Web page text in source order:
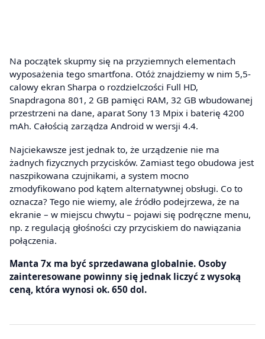
Na początek skupmy się na przyziemnych elementach
wyposażenia tego smartfona. Otóż znajdziemy w nim 5,5-
calowy ekran Sharpa o rozdzielczości Full HD,
Snapdragona 801, 2 GB pamięci RAM, 32 GB wbudowanej
przestrzeni na dane, aparat Sony 13 Mpix i baterię 4200
mAh. Całością zarządza Android w wersji 4.4.
Najciekawsze jest jednak to, że urządzenie nie ma
żadnych fizycznych przycisków. Zamiast tego obudowa jest
naszpikowana czujnikami, a system mocno
zmodyfikowano pod kątem alternatywnej obsługi. Co to
oznacza? Tego nie wiemy, ale źródło podejrzewa, że na
ekranie – w miejscu chwytu – pojawi się podręczne menu,
np. z regulacją głośności czy przyciskiem do nawiązania
połączenia.
Manta 7x ma być sprzedawana globalnie. Osoby
zainteresowane powinny się jednak liczyć z wysoką
ceną, która wynosi ok. 650 dol.